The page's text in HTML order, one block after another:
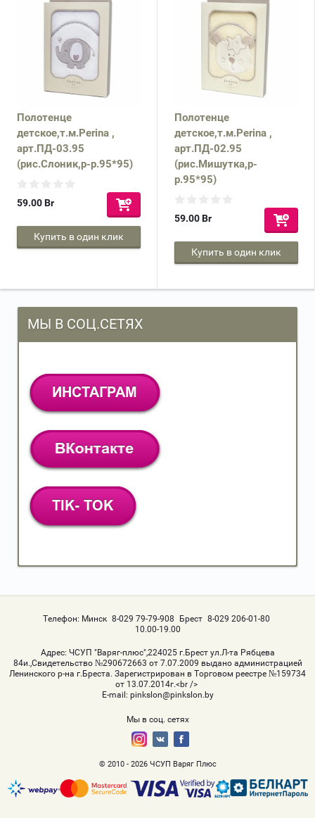
Полотенце
детское,т.м.Perina ,
арт.ПД-03.95
(рис.Слоник,р-р.95*95)
59.00Br
Купить в один клик
Полотенце
детское,т.м.Perina ,
арт.ПД-02.95
(рис.Мишутка,р-
р.95*95)
59.00Br
Купить в один клик
МЫ В СОЦ.СЕТЯХ
Телефон: Минск 8-029 79-79-908 Брест 8-029 206-01-80
10.00-19.00
Адрес: ЧСУП "Варяг-плюс",224025 г.Брест ул.Л-та Рябцева
84и.,Свидетельство №290672663 от 7.07.2009 выдано администрацией
Ленинского р-на г.Бреста. Зарегистрирован в Торговом реестре №159734
от 13.07.2014г.<br />
Е-mail: pinkslon@pinkslon.by
Мы в соц. сетях
© 2010 - 2026 ЧСУП Варяг Плюс